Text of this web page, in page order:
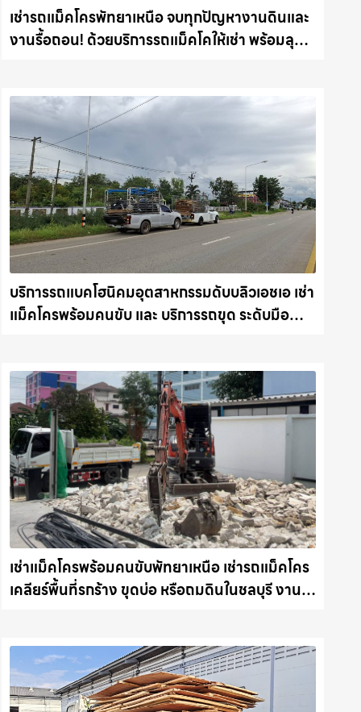
เช่ารถแม็คโครพัทยาเหนือ จบทุกปัญหางานดินและ
งานรื้อถอน! ด้วยบริการรถแม็คโคให้เช่า พร้อมลุย
บริการรถแบคโฮนิคมอุตสาหกรรมดับบลิวเอชเอ เช่า
แม็คโครพร้อมคนขับ และ บริการรถขุด ระดับมือ
เช่าแม็คโครพร้อมคนขับพัทยาเหนือ เช่ารถแม็คโคร
เคลียร์พื้นที่รกร้าง ขุดบ่อ หรือถมดินในชลบุรี งานไว